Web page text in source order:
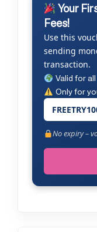
Your
Fees!
Use this
sending
transaction.
Valid for
Only for
No expiry –